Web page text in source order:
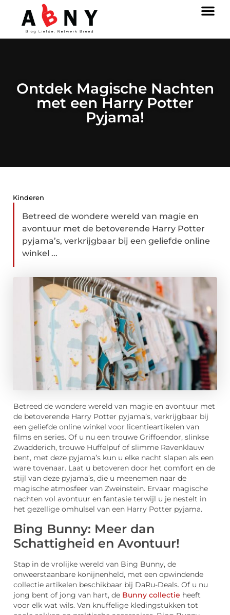
Ontdek Magische Nachten
met een Harry Potter
Pyjama!
Kinderen
Betreed de wondere wereld van magie en
avontuur met de betoverende Harry Potter
pyjama’s, verkrijgbaar bij een geliefde online
winkel ...
Betreed de wondere wereld van magie en avontuur met
de betoverende Harry Potter pyjama’s, verkrijgbaar bij
een geliefde online winkel voor licentieartikelen van
films en series. Of u nu een trouwe Griffoendor, slinkse
Zwadderich, trouwe Huffelpuf of slimme Ravenklauw
bent, met deze pyjama’s kun u elke nacht slapen als een
ware tovenaar. Laat u betoveren door het comfort en de
stijl van deze pyjama’s, die u meenemen naar de
magische atmosfeer van Zweinstein. Ervaar magische
nachten vol avontuur en fantasie terwijl u je nestelt in
het gezellige omhulsel van een Harry Potter pyjama.
Bing Bunny: Meer dan
Schattigheid en Avontuur!
Stap in de vrolijke wereld van Bing Bunny, de
onweerstaanbare konijnenheld, met een opwindende
collectie artikelen beschikbaar bij DaRu-Deals. Of u nu
jong bent of jong van hart, de Bunny collectie heeft
voor elk wat wils. Van knuffelige kledingstukken tot